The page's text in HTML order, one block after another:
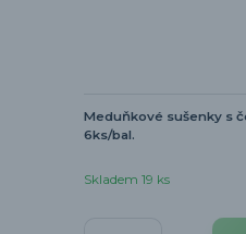
Meduňkové sušenky s
6ks/bal.
Skladem 19 ks